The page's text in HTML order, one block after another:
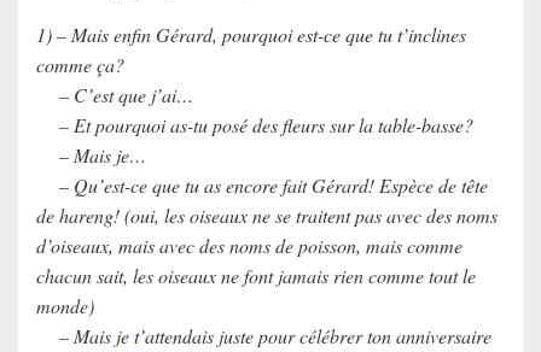
1) – Mais enfin Gérard, pourquoi est-ce que tu t’inclines
comme ça?
– C’est que j’ai…
– Et pourquoi as-tu posé des fleurs sur la table-basse?
– Mais je…
– Qu’est-ce que tu as encore fait Gérard! Espèce de tête
de hareng! (oui, les oiseaux ne se traitent pas avec des noms
d’oiseaux, mais avec des noms de poisson, mais comme
chacun sait, les oiseaux ne font jamais rien comme tout le
monde)
– Mais je t’attendais juste pour célébrer ton anniversaire